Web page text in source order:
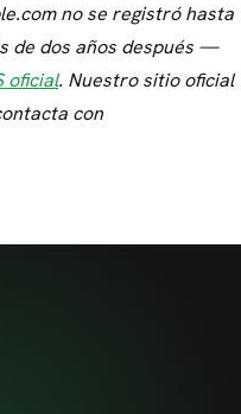
no se registró hasta
de dos años después —
oficial. Nuestro sitio oficial
con